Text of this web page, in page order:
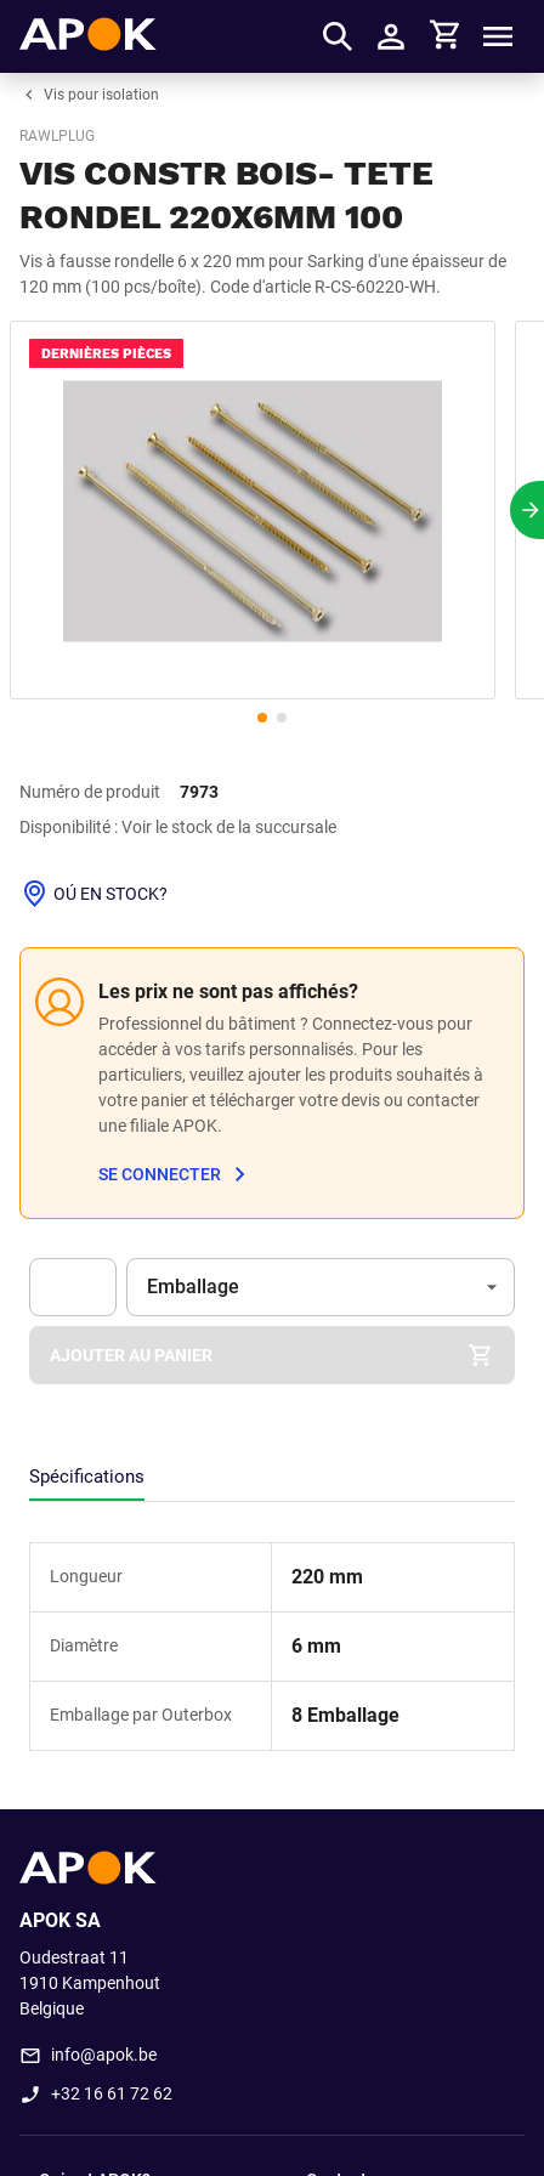
S'identifier
Panier
Vis pour isolation
RAWLPLUG
VIS CONSTR BOIS- TETE
RONDEL 220X6MM 100
Vis à fausse rondelle 6 x 220 mm pour Sarking d'une épaisseur de
120 mm (100 pcs/boîte). Code d'article R-CS-60220-WH.
DERNIÈRES PIÈCES
Numéro de produit
7973
Disponibilité : Voir le stock de la succursale
Les prix ne sont pas affichés?
Professionnel du bâtiment ? Connectez-vous pour
accéder à vos tarifs personnalisés. Pour les
particuliers, veuillez ajouter les produits souhaités à
votre panier et télécharger votre devis ou contacter
une filiale APOK.
SE CONNECTER
OÚ EN STOCK?
Apok.Product.Detail.AddToCart.Quantity (Optionnel)
Unité
Emballage
AJOUTER AU PANIER
Spécifications
Longueur 220 mm
Diamètre 6 mm
Emballage par Outerbox 8 Emballage
APOK SA
Oudestraat 11
1910 Kampenhout
Belgique
info@apok.be
+32 16 61 72 62